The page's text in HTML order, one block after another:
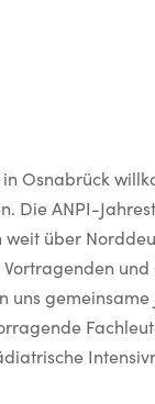
Osnabrück
Die ANPI-
über